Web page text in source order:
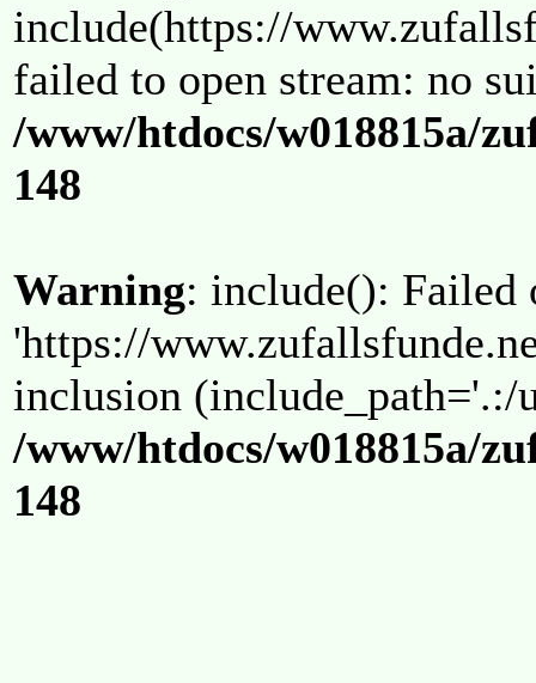
include(https://
failed to open stream: no
/www/htdocs/w018815a/
148
Warning: include(): Failed
'https://
inclusion (include_path='.:/
/www/htdocs/w018815a/
148